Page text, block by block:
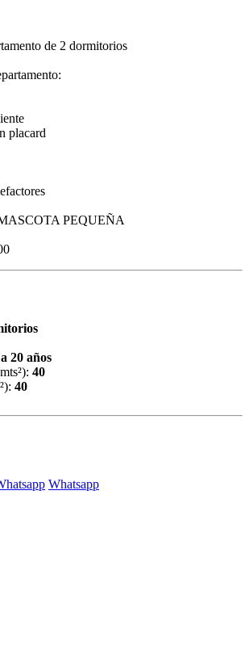
de 2 dormitorios
placard
PEQUEÑA
20 años
40
40
Whatsapp